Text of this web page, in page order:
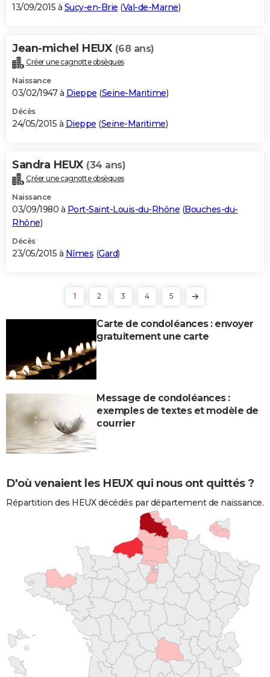
13/09/2015 à Sucy-en-Brie (Val-de-Marne)
Jean-michel HEUX (68 ans)
Créer une cagnotte obsèques
Naissance
03/02/1947 à Dieppe (Seine-Maritime)
Décès
24/05/2015 à Dieppe (Seine-Maritime)
Sandra HEUX (34 ans)
Créer une cagnotte obsèques
Naissance
03/09/1980 à Port-Saint-Louis-du-Rhône (Bouches-du-
Rhône)
Décès
23/05/2015 à Nîmes (Gard)
1 2 3 4 5
Carte de condoléances : envoyer
gratuitement une carte
Message de condoléances :
exemples de textes et modèle de
courrier
D'où venaient les HEUX qui nous ont quittés ?
Répartition des HEUX décédés par département de naissance.